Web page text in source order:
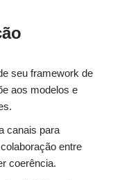
seu framework de
aos modelos e
canais para
entre
coerência.